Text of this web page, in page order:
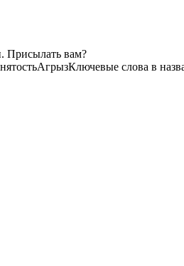
Присылать вам?
АгрызКлючевые слова в